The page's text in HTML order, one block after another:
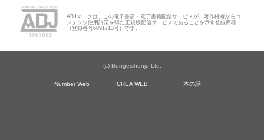
ABJマークは、この電子書店・電子書籍配信サービスが、著作権者からコ
ンテンツ使用許諾を得た正規版配信サービスであることを示す登録商標
（登録番号6091713号）です。
(c) Bungeishunju Ltd.
Number Web CREA WEB 本の話